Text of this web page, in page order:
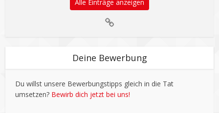
Alle Einträge anzeigen
Deine Bewerbung
Du willst unsere Bewerbungstipps gleich in die Tat
umsetzen? Bewirb dich jetzt bei uns!